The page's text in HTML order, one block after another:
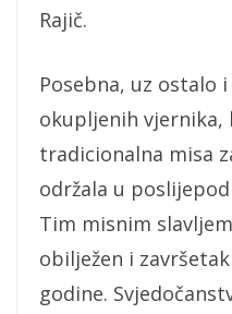
Rajič.
Posebna, uz ostalo
okupljenih vjernika,
tradicionalna misa
održala u
Tim misnim
obilježen i
godine.